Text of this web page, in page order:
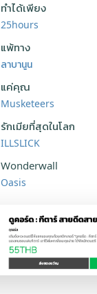
ทำได้เพียง
25hours
แพ้ทาง
ลาบานูน
แค่คุณ
Musketeers
รักเมียที่สุดในโลก
ILLSLICK
Wonderwall
Oasis